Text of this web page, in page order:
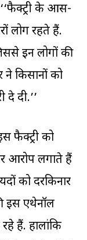
के आस-
लोग रहते हैं.
इन लोगों की
ने किसानों को
दे दी.’’
फैक्ट्री को
आरोप लगाते हैं
को दरकिनार
इस एथेनॉल
हैं. हालांकि